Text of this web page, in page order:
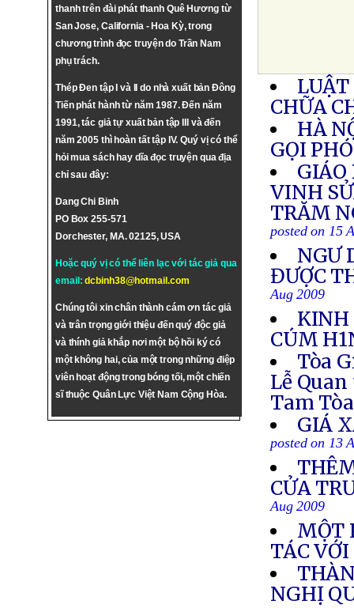
thanh trên đài phát thanh Quê Hương từ
San Jose, California - Hoa Kỳ, trong
chương trình đọc truyện do Trần Nam
phụ trách.
Thép Đen tập I và II do nhà xuất bản Đông
Tiến phát hành từ năm 1987. Đến năm
1991, tác giả tự xuất bản tập III và đến
năm 2005 thì hoàn tất tập IV. Quý vị có thể
hỏi mua sách hay dĩa đọc truyện qua địa
chỉ sau đây:
Dang Chi Binh
PO Box 255-571
Dorchester, MA. 02125, USA
Hoặc quý vị có thể liên lạc với tác giả qua
email:dcbinh38@hotmail.com
Chúng tôi xin chân thành cám ơn tác giả
và trân trọng giới thiệu đến quý độc giả
và thính giả khắp nơi một bộ hồi ký có
một không hai, của một trong những điệp
viên hoạt động trong bóng tối, một chiến
sĩ thuộc Quân Lực Việt Nam Cộng Hòa.
CHỮA
HÀ
GỌI
VINH
TRĂM
posted on 15
NGƯ
ĐƯỢC
Aug 2009
KINH
CÚM
Tòa
Lễ
Tam Tòa
GIÁ
posted on 13
CỬA
Aug 2009
MỘT
TÁC
NGHỊ